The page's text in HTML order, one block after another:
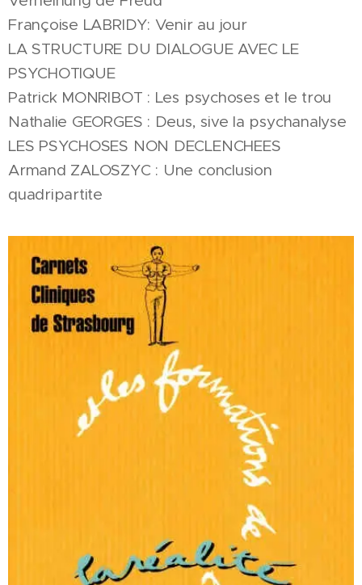
Françoise LABRIDY: Venir au jour
LA STRUCTURE DU DIALOGUE AVEC LE
PSYCHOTIQUE
Patrick MONRIBOT : Les psychoses et le trou
Nathalie GEORGES : Deus, sive la psychanalyse
LES PSYCHOSES NON DECLENCHEES
Armand ZALOSZYC : Une conclusion
quadripartite